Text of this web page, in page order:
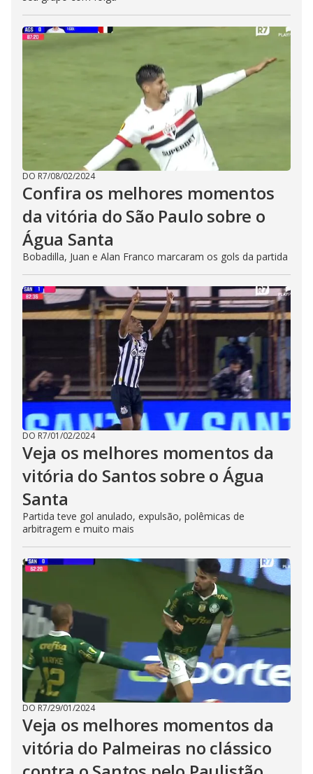
DO R7/08/02/2024
Confira os melhores momentos
da vitória do São Paulo sobre o
Água Santa
Bobadilla, Juan e Alan Franco marcaram os gols da partida
DO R7/01/02/2024
Veja os melhores momentos da
vitória do Santos sobre o Água
Santa
Partida teve gol anulado, expulsão, polêmicas de
arbitragem e muito mais
DO R7/29/01/2024
Veja os melhores momentos da
vitória do Palmeiras no clássico